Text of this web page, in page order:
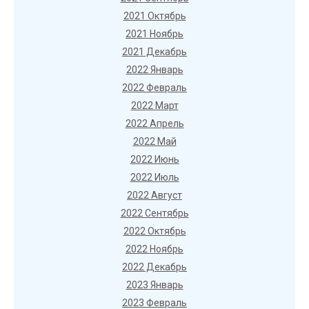
2021 Октябрь
2021 Ноябрь
2021 Декабрь
2022 Январь
2022 Февраль
2022 Март
2022 Апрель
2022 Май
2022 Июнь
2022 Июль
2022 Август
2022 Сентябрь
2022 Октябрь
2022 Ноябрь
2022 Декабрь
2023 Январь
2023 Февраль